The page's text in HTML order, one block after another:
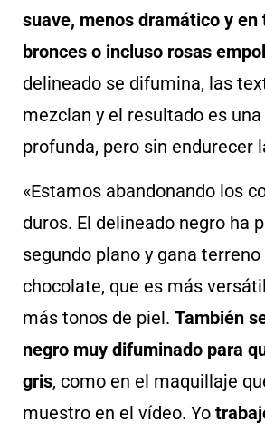
suave, menos dramático y en
bronces o incluso rosas
delineado se difumina, las
mezclan y el resultado es
profunda, pero sin endurecer
«Estamos abandonando los
duros. El delineado negro ha
segundo plano y gana
chocolate, que es más
más tonos de piel. También
negro muy difuminado para
gris, como en el maquillaje
muestro en el vídeo. Yo